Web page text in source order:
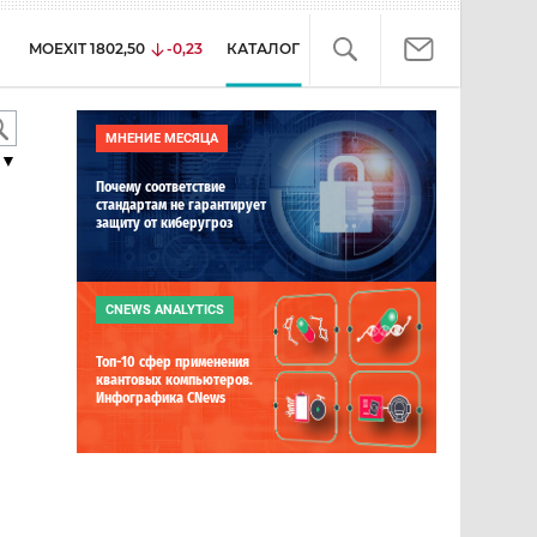
MOEXIT 1802,50 -0,23 КАТАЛОГ
МНЕНИЕ МЕСЯЦА
Почему соответствие
стандартам не гарантирует
защиту от киберугроз
CNEWS ANALYTICS
Топ-10 сфер применения
квантовых компьютеров.
Инфографика CNews